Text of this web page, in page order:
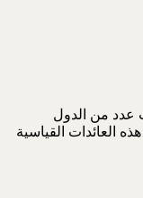
من شعوب عدد من الدول
العائدات القياسية